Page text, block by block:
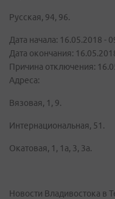
Русская, 94, 96.
Дата начала: 16.05.2018 -
Дата окончания:
Причина отключения:
Адреса:
Вязовая, 1, 9.
Интернациональная, 51.
Окатовая, 1, 1а, 3, 3а.
Новости Владивостока в